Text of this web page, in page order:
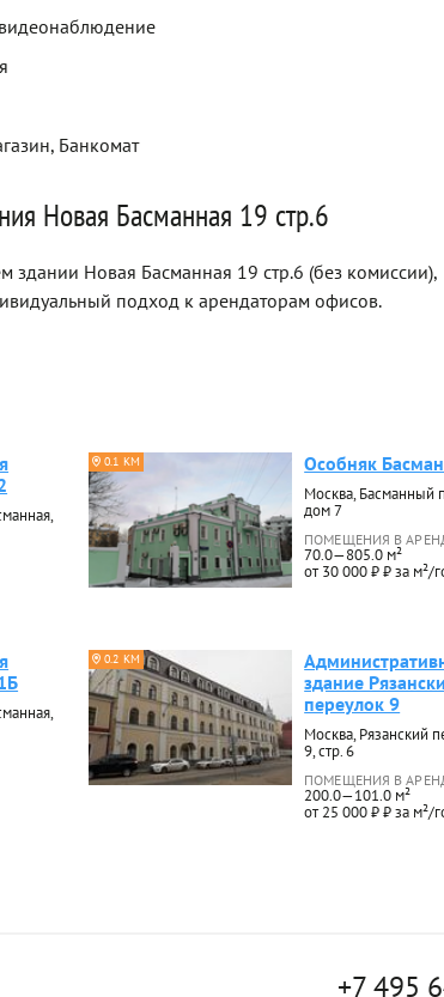
Банкомат
Новая Басманная 19 стр.6
здании Новая Басманная 19 стр.6 (без комиссии),
подход к арендаторам офисов.
0.1 КМ Особняк
Москва, Басманный
дом 7
ПОМЕЩЕНИЯ В
70.0—805.0 м²
от 30 000 ₽ ₽ за м²/
0.2 КМ
здание
переулок 9
Москва, Рязанский
9, стр. 6
ПОМЕЩЕНИЯ В
200.0—101.0 м²
от 25 000 ₽ ₽ за м²/
+7 495